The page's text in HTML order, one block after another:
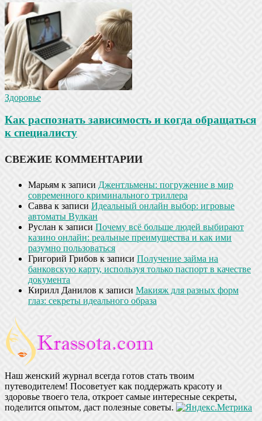
Здоровье
Как распознать зависимость и когда обращаться
к специалисту
СВЕЖИЕ КОММЕНТАРИИ
Марьям к записи Джентльмены: погружение в мир
современного криминального триллера
Савва к записи Идеальный онлайн выбор: игровые
автоматы Вулкан
Руслан к записи Почему всё больше людей выбирают
казино онлайн: реальные преимущества и как ими
разумно пользоваться
Григорий Грибов к записи Получение займа на
банковскую карту, используя только паспорт в качестве
документа
Кирилл Данилов к записи Макияж для разных форм
глаз: секреты идеального образа
Наш женский журнал всегда готов стать твоим
путеводителем! Посоветует как поддержать красоту и
здоровье твоего тела, откроет самые интересные секреты,
поделится опытом, даст полезные советы.